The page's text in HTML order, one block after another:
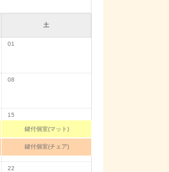
土
01
08
15
鍵付個室(マット)
鍵付個室(チェア)
22